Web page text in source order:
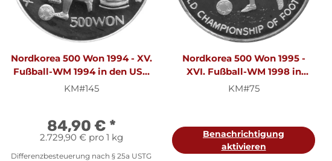
Nordkorea 500 Won 1994 - XV.
Fußball-WM 1994 in den USA
"Zweikampf" - 1 oz Silber PP
KM#145
84,90 € *
2.729,90 € pro 1 kg
Differenzbesteuerung nach § 25a USTG
Nordkorea 500 Won 1995 -
XVI. Fußball-WM 1998 in
Frankreich "Spieler vor Arc de
KM#75
Benachrichtigung
aktivieren